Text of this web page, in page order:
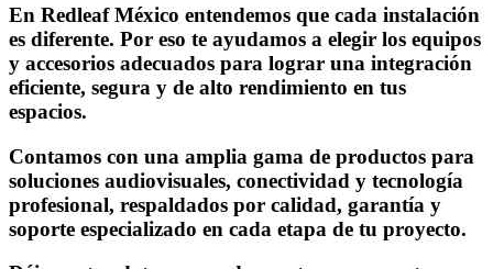
En Redleaf México entendemos que cada instalación
es diferente. Por eso te ayudamos a elegir los equipos
y accesorios adecuados para lograr una integración
eficiente, segura y de alto rendimiento en tus
espacios.
Contamos con una amplia gama de productos para
soluciones audiovisuales, conectividad y tecnología
profesional, respaldados por calidad, garantía y
soporte especializado en cada etapa de tu proyecto.